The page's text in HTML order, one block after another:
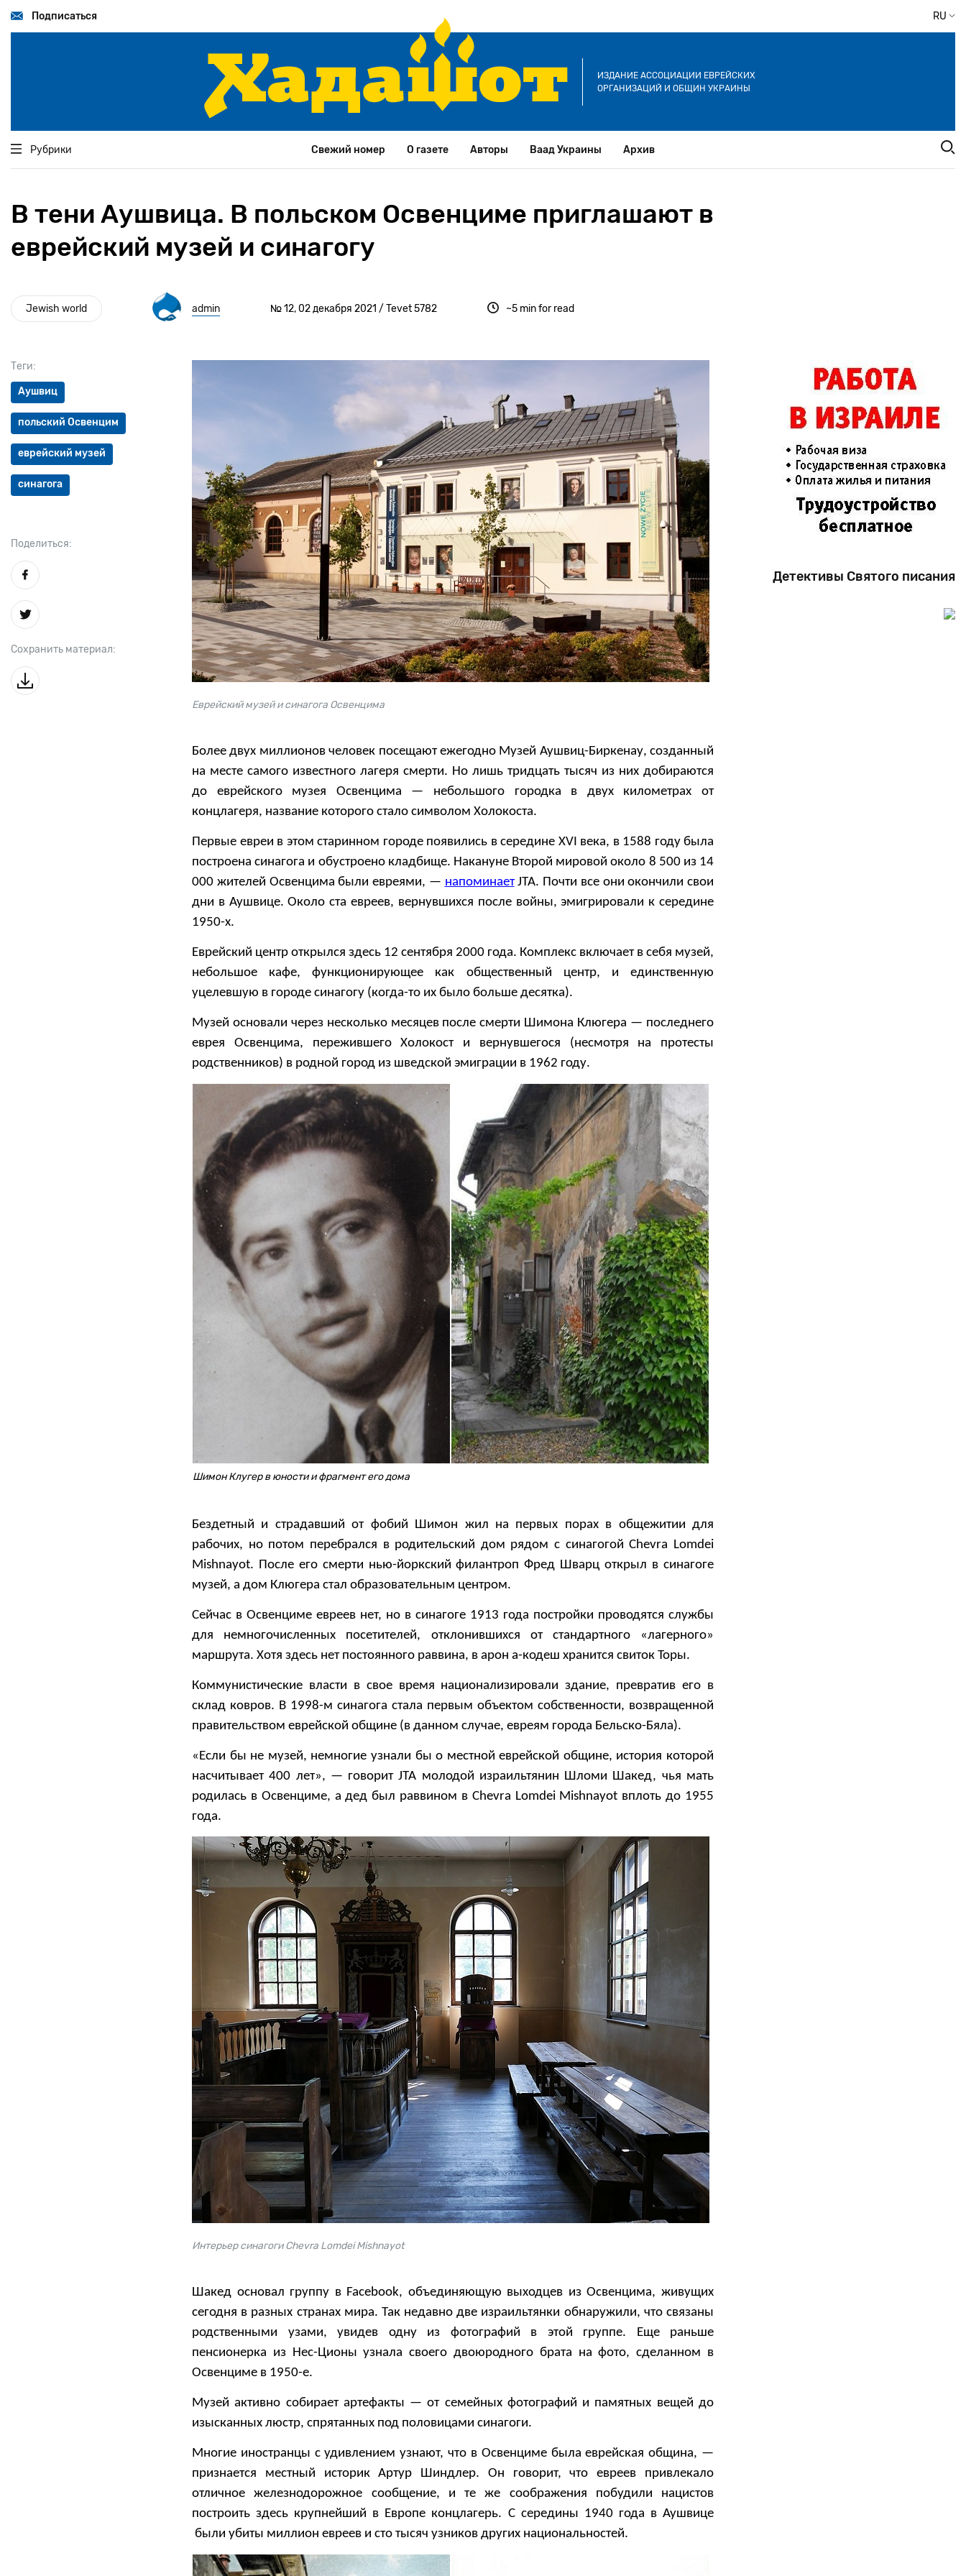
основномуПодписаться RU
ИЗДАНИЕ АССОЦИАЦИИ ЕВРЕЙСКИХ
ОРГАНИЗАЦИЙ И ОБЩИН УКРАИНЫ
Рубрики Свежий номер О газете Авторы Ваад Украины Архив
В тени Аушвица. В польском Освенциме приглашают в
еврейский музей и синагогу
Jewish world admin № 12, 02 декабря 2021 / Tevet 5782 ~5 min for read
Теги:
Аушвиц
польский Освенцим
еврейский музей
синагога
Поделиться:
Сохранить материал:
Еврейский музей и синагога Освенцима
Более двух миллионов человек посещают ежегодно Музей Аушвиц-Биркенау, созданный
на месте самого известного лагеря смерти. Но лишь тридцать тысяч из них добираются
до еврейского музея Освенцима — небольшого городка в двух километрах от
концлагеря, название которого стало символом Холокоста.
Первые евреи в этом старинном городе появились в середине XVI века, в 1588 году была
построена синагога и обустроено кладбище. Накануне Второй мировой около 8 500 из 14
000 жителей Освенцима были евреями, — напоминаетJTA. Почти все они окончили свои
дни в Аушвице. Около ста евреев, вернувшихся после войны, эмигрировали к середине
1950-х.
Еврейский центр открылся здесь 12 сентября 2000 года. Комплекс включает в себя музей,
небольшое кафе, функционирующее как общественный центр, и единственную
уцелевшую в городе синагогу (когда-то их было больше десятка).
Музей основали через несколько месяцев после смерти Шимона Клюгера — последнего
еврея Освенцима, пережившего Холокост и вернувшегося (несмотря на протесты
родственников) в родной город из шведской эмиграции в 1962 году.
Шимон Клугер в юности и фрагмент его дома
Бездетный и страдавший от фобий Шимон жил на первых порах в общежитии для
рабочих, но потом перебрался в родительский дом рядом с синагогой Chevra Lomdei
Mishnayot. После его смерти нью-йоркский филантроп Фред Шварц открыл в синагоге
музей, а дом Клюгера стал образовательным центром.
Сейчас в Освенциме евреев нет, но в синагоге 1913 года постройки проводятся службы
для немногочисленных посетителей, отклонившихся от стандартного «лагерного»
маршрута. Хотя здесь нет постоянного раввина, в арон а-кодеш хранится свиток Торы.
Коммунистические власти в свое время национализировали здание, превратив его в
склад ковров. В 1998-м синагога стала первым объектом собственности, возвращенной
правительством еврейской общине (в данном случае, евреям города Бельско-Бяла).
«Если бы не музей, немногие узнали бы о местной еврейской общине, история которой
насчитывает 400 лет», — говорит JTA молодой израильтянин Шломи Шакед, чья мать
родилась в Освенциме, а дед был раввином в Chevra Lomdei Mishnayot вплоть до 1955
года.
Интерьер синагоги Chevra Lomdei Mishnayot
Шакед основал группу в Facebook, объединяющую выходцев из Освенцима, живущих
сегодня в разных странах мира. Так недавно две израильтянки обнаружили, что связаны
родственными узами, увидев одну из фотографий в этой группе. Еще раньше
пенсионерка из Нес-Ционы узнала своего двоюродного брата на фото, сделанном в
Освенциме в 1950-е.
Музей активно собирает артефакты — от семейных фотографий и памятных вещей до
изысканных люстр, спрятанных под половицами синагоги.
Многие иностранцы с удивлением узнают, что в Освенциме была еврейская община, —
признается местный историк Артур Шиндлер. Он говорит, что евреев привлекало
отличное железнодорожное сообщение, и те же соображения побудили нацистов
построить здесь крупнейший в Европе концлагерь. С середины 1940 года в Аушвице
были убиты миллион евреев и сто тысяч узников других национальностей.
Детективы Святого писания